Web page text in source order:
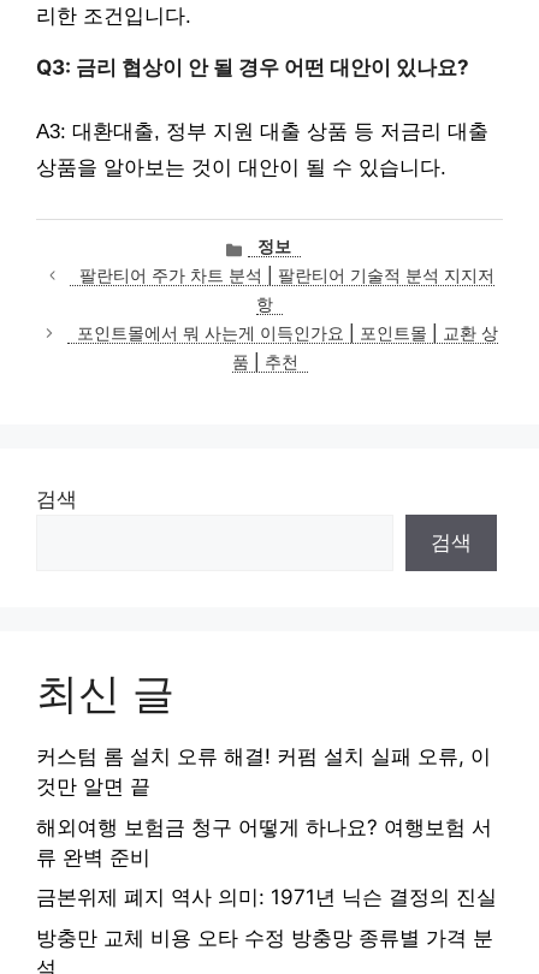
리한 조건입니다.
Q3: 금리 협상이 안 될 경우 어떤 대안이 있나요?
A3: 대환대출, 정부 지원 대출 상품 등 저금리 대출
상품을 알아보는 것이 대안이 될 수 있습니다.
카
테
고
리
정보
팔란티어 주가 차트 분석 | 팔란티어 기술적 분석 지지저
항
포인트몰에서 뭐 사는게 이득인가요 | 포인트몰 | 교환 상
품 | 추천
검색
검색
최신 글
커스텀 롬 설치 오류 해결! 커펌 설치 실패 오류, 이
것만 알면 끝
해외여행 보험금 청구 어떻게 하나요? 여행보험 서
류 완벽 준비
금본위제 폐지 역사 의미: 1971년 닉슨 결정의 진실
방충만 교체 비용 오타 수정 방충망 종류별 가격 분
석